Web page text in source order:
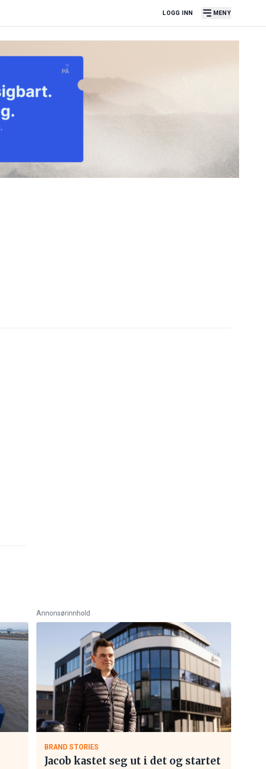
LOGG INN MENY
Annonsørinnhold
BRAND STORIES
Jacob kastet seg ut i det og startet